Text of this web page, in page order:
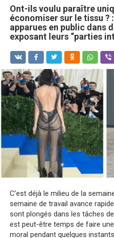
Ont-ils voulu paraître
économiser sur le tissu ?
apparues en public dans
exposant leurs “parties
C’est déjà le milieu de la
semaine de travail avance
sont plongés dans les tâches
est peut-être temps de faire
moral pendant quelques